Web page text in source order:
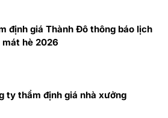
định giá Thành Đô thông báo lịch
mát hè 2026
ty thẩm định giá nhà xưởng